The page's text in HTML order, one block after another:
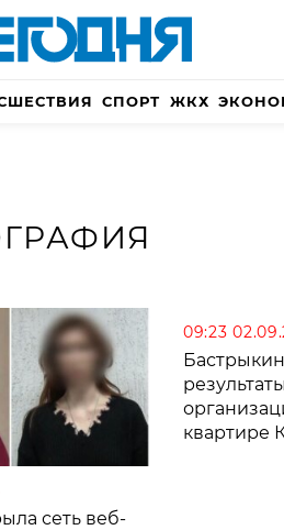
СПОРТ ЖКХ
сеть веб-
09:23
квартире